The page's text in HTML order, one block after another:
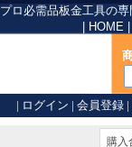
プロ必需品板金工具の専
HOME
| ログイン | 会員登録 |
購入